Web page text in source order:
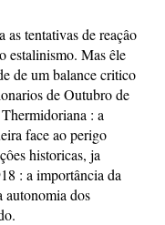
as tentativas de reaçâo
estalinismo. Mas êle
de um balance critico
de Outubro de
: a
face ao perigo
historicas, ja
: a importância da
autonomia dos